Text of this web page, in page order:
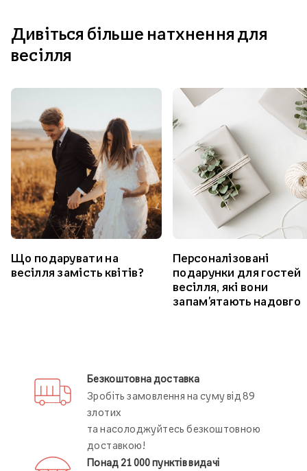
Дивіться більше натхнення для
весілля
Що подарувати на
весілля замість квітів?
Персоналізовані
подарунки для гостей
весілля, які вони
запам'ятають надовго
Безкоштовна доставка
Зробіть замовлення на суму від 89
злотих
та насолоджуйтесь безкоштовною
доставкою!
Понад 21 000 пунктів видачі